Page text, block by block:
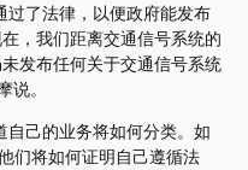
过了法律，以便政府能发布
，我们距离交通信号系统的
发布任何关于交通信号系统
。
自己的业务将如何分类。如
们将如何证明自己遵循法